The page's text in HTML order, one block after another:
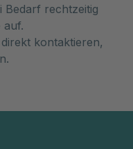
Bedarf rechtzeitig
auf.
kontaktieren,